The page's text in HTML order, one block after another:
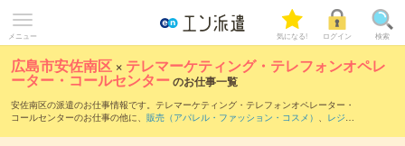
メニュー 気になる! ログイン 検索
広島市安佐南区 × テレマーケティング・テレフォンオペレ
ーター・コールセンターのお仕事一覧
安佐南区の派遣のお仕事情報です。テレマーケティング・テレフォンオペレーター・
コールセンターのお仕事の他に、 販売（アパレル・ファッション・コスメ） 、 レジス